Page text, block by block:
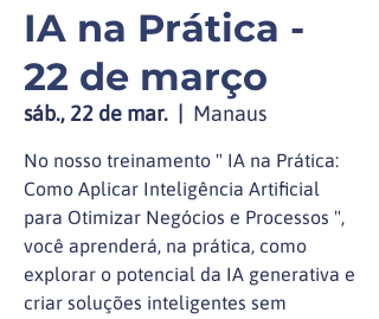
IA na Prática -
22 de março
sáb., 22 de mar. Manaus
No nosso treinamento " IA na Prática:
Como Aplicar Inteligência Artificial
para Otimizar Negócios e Processos ",
você aprenderá, na prática, como
explorar o potencial da IA generativa e
criar soluções inteligentes sem